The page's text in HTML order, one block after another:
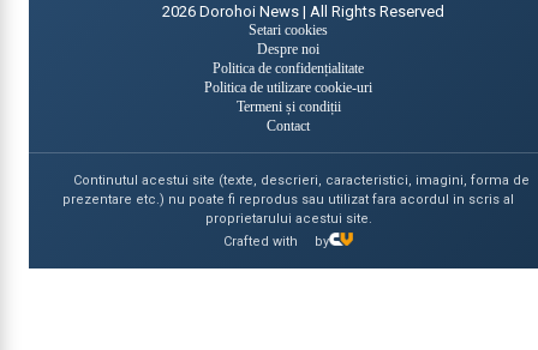
2026 Dorohoi News | All Rights Reserved
Setari cookies
Despre noi
Politica de confidențialitate
Politica de utilizare cookie-uri
Termeni și condiții
Contact
Continutul acestui site (texte, descrieri, caracteristici, imagini, forma de
prezentare etc.) nu poate fi reprodus sau utilizat fara acordul in scris al
proprietarului acestui site.
Crafted with
by